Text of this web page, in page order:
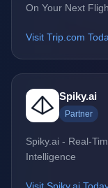
On Your Next
Visit Trip.com
Spiky.ai
Partner
Spiky.ai - Real-
Intelligence